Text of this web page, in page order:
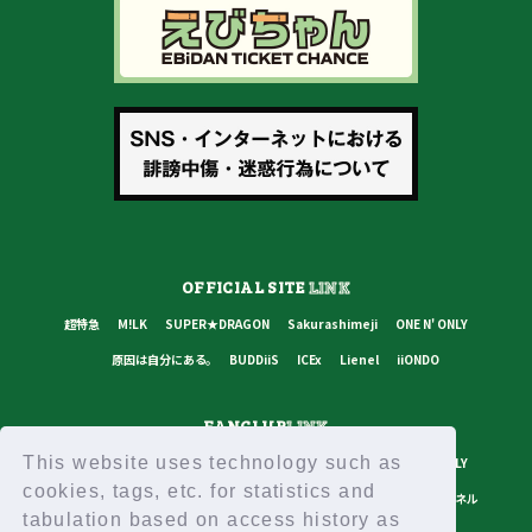
This website uses technology such as
cookies, tags, etc. for statistics and
tabulation based on access history as
OFFICIAL SITELINK
超特急 M!LK SUPER★DRAGON Sakurashimeji
ONE N' ONLY
原因は自分にある。
BUDDiiS ICEx Lienel iiONDO
FANCLUBLINK
超特急 M!LK SUPER★DRAGON Sakurashimeji
ONE N' ONLY
原因は自分にある。
BUDDiiS ICEx Lienel スターダストチャンネル